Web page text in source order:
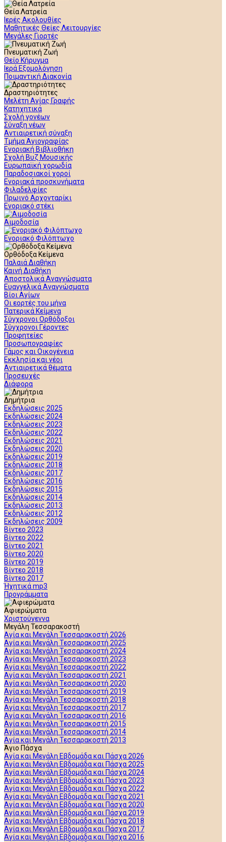
Θεία Λατρεία
Ιερές Ακολουθίες
Μαθητικές Θείες Λειτουργίες
Μεγάλες Γιορτές
Πνευματική Ζωή
Θείο Κήρυγμα
Ιερά Εξομολόγηση
Ποιμαντική Διακονία
Δραστηριότητες
Μελέτη Αγίας Γραφής
Κατηχητικά
Σχολή γονέων
Σύναξη νέων
Αντιαιρετική σύναξη
Τμήμα Αγιογραφίας
Ενοριακή Βιβλιοθήκη
Σχολή Βυζ Μουσικής
Ευρωπαϊκή χορωδία
Παραδοσιακοί χοροί
Ενοριακά προσκυνήματα
Φιλαδελφίες
Πρωινό Αρχονταρίκι
Ενοριακό στέκι
Αιμοδοσία
Ενοριακό Φιλόπτωχο
Ορθόδοξα Κείμενα
Παλαιά Διαθήκη
Καινή Διαθήκη
Αποστολικά Αναγνώσματα
Ευαγγελικά Αναγνώσματα
Βίοι Αγίων
Οι εορτές του μήνα
Πατερικά Κείμενα
Σύγχρονοι Ορθόδοξοι
Σύγχρονοι Γέροντες
Προφητείες
Προσωπογραφίες
Γάμος και Οικογένεια
Εκκλησία και νέοι
Αντιαιρετικά θέματα
Προσευχές
Διάφορα
Δημήτρια
Εκδηλώσεις 2025
Εκδηλώσεις 2024
Εκδηλώσεις 2023
Εκδηλώσεις 2022
Εκδηλώσεις 2021
Εκδηλώσεις 2020
Εκδηλώσεις 2019
Εκδηλώσεις 2018
Εκδηλώσεις 2017
Εκδηλώσεις 2016
Εκδηλώσεις 2015
Εκδηλώσεις 2014
Εκδηλώσεις 2013
Εκδηλώσεις 2012
Εκδηλώσεις 2009
Βίντεο 2023
Βίντεο 2022
Βίντεο 2021
Βίντεο 2020
Βίντεο 2019
Βίντεο 2018
Βίντεο 2017
Ήχητικά mp3
Προγράμματα
Αφιερώματα
Χριστούγεννα
Μεγάλη Τεσσαρακοστή
Αγία και Μεγάλη Τεσσαρακοστή 2026
Αγία και Μεγάλη Τεσσαρακοστή 2025
Αγία και Μεγάλη Τεσσαρακοστή 2024
Αγία και Μεγάλη Τεσσαρακοστή 2023
Αγία και Μεγάλη Τεσσαρακοστή 2022
Αγία και Μεγάλη Τεσσαρακοστή 2021
Αγία και Μεγάλη Τεσσαρακοστή 2020
Αγία και Μεγάλη Τεσσαρακοστή 2019
Αγία και Μεγάλη Τεσσαρακοστή 2018
Αγία και Μεγάλη Τεσσαρακοστή 2017
Αγία και Μεγάλη Τεσσαρακοστή 2016
Αγία και Μεγάλη Τεσσαρακοστή 2015
Αγία και Μεγάλη Τεσσαρακοστή 2014
Αγία και Μεγάλη Τεσσαρακοστή 2013
Άγιο Πάσχα
Αγία και Μεγάλη Εβδομάδα και Πάσχα 2026
Αγία και Μεγάλη Εβδομάδα και Πάσχα 2025
Αγία και Μεγάλη Εβδομάδα και Πάσχα 2024
Αγία και Μεγάλη Εβδομάδα και Πάσχα 2023
Αγία και Μεγάλη Εβδομάδα και Πάσχα 2022
Αγία και Μεγάλη Εβδομάδα και Πάσχα 2021
Αγία και Μεγάλη Εβδομάδα και Πάσχα 2020
Αγία και Μεγάλη Εβδομάδα και Πάσχα 2019
Αγία και Μεγάλη Εβδομάδα και Πάσχα 2018
Αγία και Μεγάλη Εβδομάδα και Πάσχα 2017
Αγία και Μεγάλη Εβδομάδα και Πάσχα 2016